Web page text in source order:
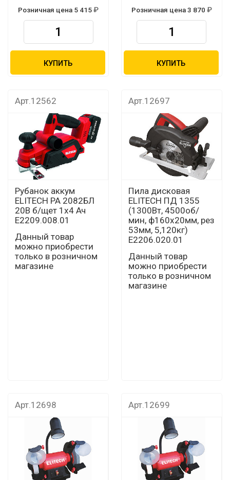
Розничная цена 5 415
КУПИТЬ
Розничная цена 3 870
КУПИТЬ
Арт.12562
Рубанок аккум
ELITECH РА 2082БЛ
20В б/щет 1х4 Ач
E2209.008.01
Данный товар
можно приобрести
только в розничном
магазине
Арт.12697
Пила дисковая
ELITECH ПД 1355
(1300Вт, 4500об/
мин, ф160х20мм, рез
53мм, 5,120кг)
E2206.020.01
Данный товар
можно приобрести
только в розничном
магазине
Арт.12698 Арт.12699